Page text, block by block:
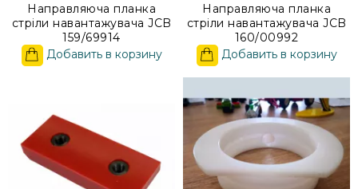
Направляюча планка
стріли навантажувача JCB
159/69914
Добавить в корзину
Направляюча планка
стріли навантажувача JCB
160/00992
Добавить в корзину